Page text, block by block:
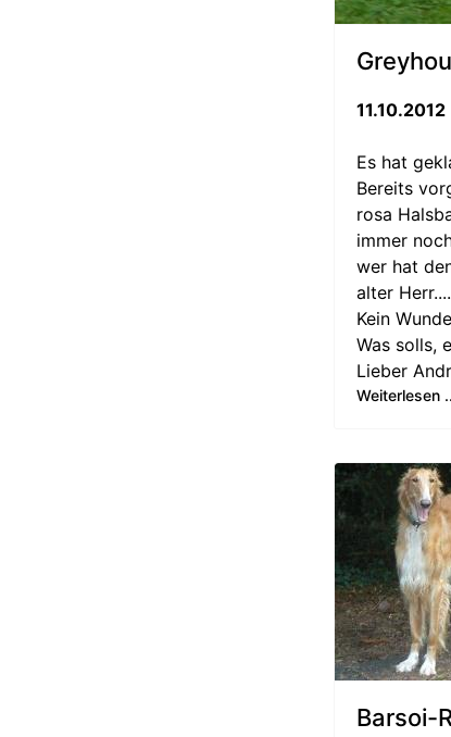
11.10.2012
Es hat
Bereits
rosa
immer
wer hat
alter
Kein
Was solls,
Lieber
Weiterlesen
Barsoi-